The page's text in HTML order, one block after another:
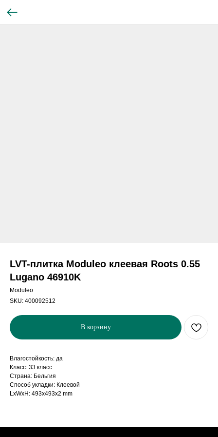
LVT-плитка Moduleo клеевая Roots 0.55
Lugano 46910K
Moduleo
SKU: 400092512
В корзину
Влагостойкость: да
Класс: 33 класс
Страна: Бельгия
Способ укладки: Клеевой
LxWxH: 493x493x2 mm